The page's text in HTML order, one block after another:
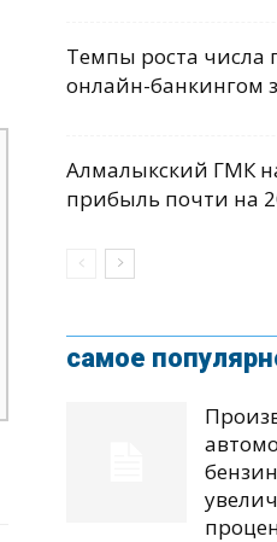
Темпы роста числа
онлайн-банкингом
Алмалыкский ГМК
прибыль почти на
самое